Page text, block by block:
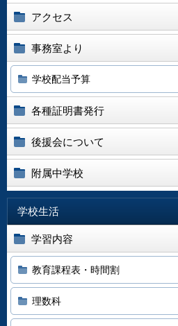
アクセス
事務室より
学校配当予算
各種証明書発行
後援会について
附属中学校
学校生活
学習内容
教育課程表・時間割
理数科